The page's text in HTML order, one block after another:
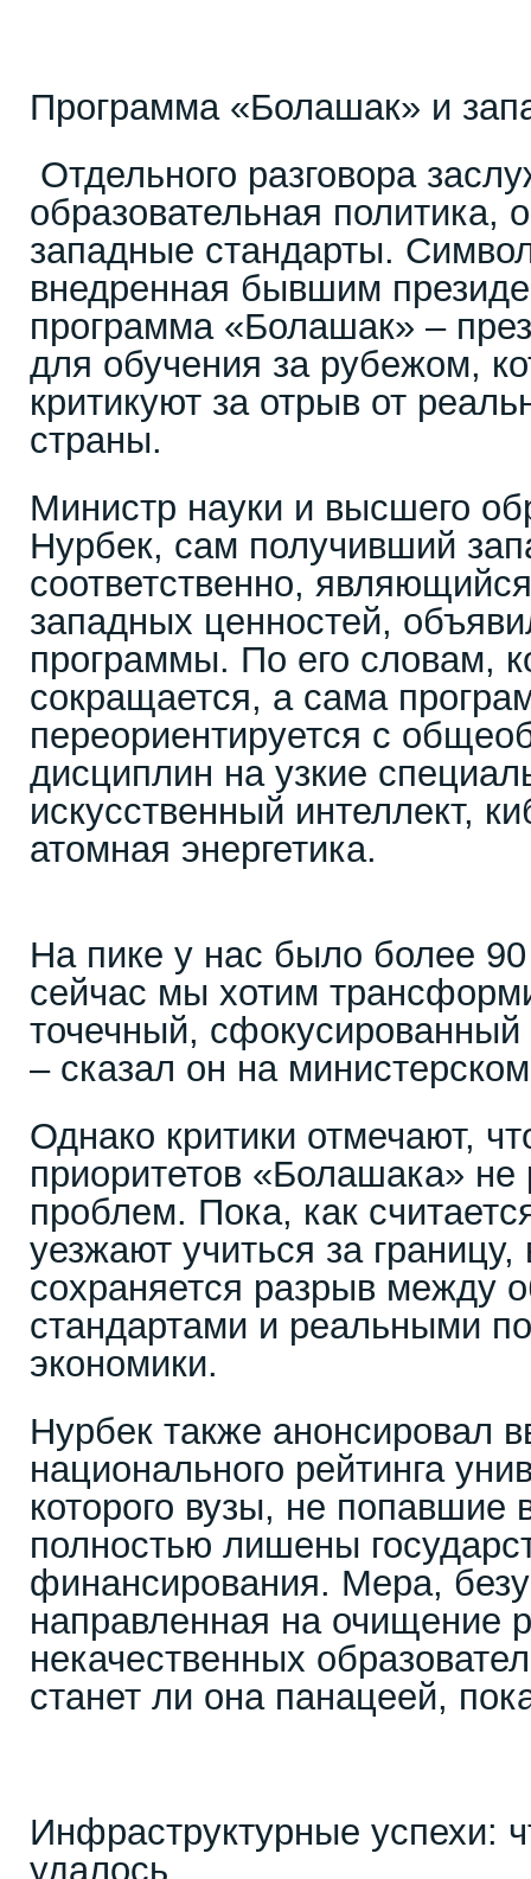
Программа «Болашак» и
Отдельного разговора
образовательная политика,
западные стандарты.
внедренная бывшим
программа «Болашак» –
для обучения за рубежом,
критикуют за отрыв от
страны.
Министр науки и высшего
Нурбек, сам получивший
соответственно,
западных ценностей,
программы. По его словам,
сокращается, а сама
переориентируется с
дисциплин на узкие
искусственный интеллект,
атомная энергетика.
На пике у нас было более
сейчас мы хотим
точечный, сфокусированный
– сказал он на
Однако критики отмечают,
приоритетов «Болашака»
проблем. Пока, как
уезжают учиться за
сохраняется разрыв между
стандартами и реальными
экономики.
Нурбек также анонсировал
национального рейтинга
которого вузы, не попавшие
полностью лишены
финансирования. Мера,
направленная на очищение
некачественных
станет ли она панацеей,
Инфраструктурные успехи:
удалось